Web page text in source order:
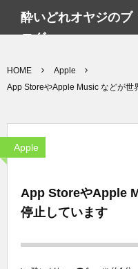
酔いどれオヤジのブ
ログwp
HOME
Apple
App StoreやApple Music などが世
Apple
App StoreやApple
停止しています